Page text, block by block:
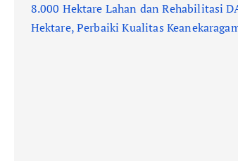
8.000 Hektare Lahan dan Rehabilitasi
Hektare, Perbaiki Kualitas